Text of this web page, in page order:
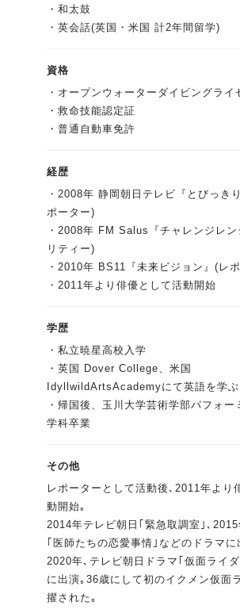
・和太鼓
・英会話(英国・米国 計2年間留学)
資格
・オープンウォーターダイビングライ
・救命技能認定証
・普通自動車免許
経歴
・2008年 静岡朝日テレビ『とびっき
ポーター)
・2008年 FM Salus『チャレンジレン
リティー)
・2010年 BS11『未来ビジョン』(レ
・2011年より俳優として活動開始
学歴
・私立暁星高校入学
・英国 Dover College、米国
IdyllwildArtsAcademyにて英語を学ぶ
・帰国後、玉川大学芸術学部パフォー
学科卒業
その他
レポーターとして活動後､2011年より
動開始｡
2014年テレビ朝日｢緊急取調室｣､
｢医師たちの恋愛事情｣などのドラマに
2020年､テレビ朝日ドラマ｢仮面ライ
に出演｡36歳にして初のイクメン仮面
擢された｡